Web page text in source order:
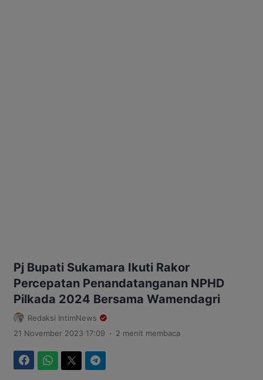
Pj Bupati Sukamara Ikuti Rakor
Percepatan Penandatanganan NPHD
Pilkada 2024 Bersama Wamendagri
Redaksi IntimNews
21 November 2023 17:09 . 2 menit membaca